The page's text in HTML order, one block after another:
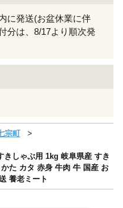
に発送(お盆休業に伴
分は、8/17より順次発
宗町
きしゃぶ用 1kg 岐阜県産 すき
た カタ 赤身 牛肉 牛 国産 お
養老ミート